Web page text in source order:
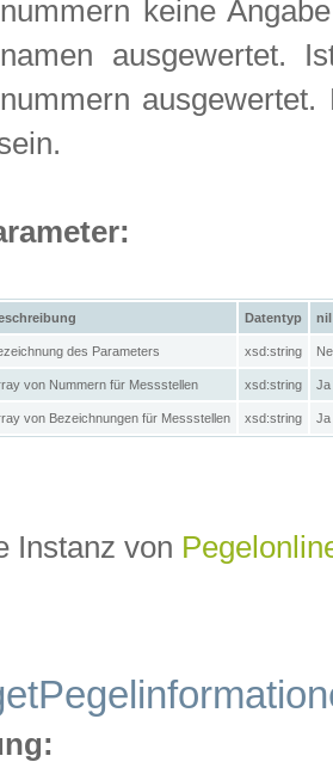
keine
ausgewertet.
Datentyp nil
des Parameters xsd:string
von Nummern für Messstellen xsd:string Ja
von Bezeichnungen für Messstellen xsd:string Ja
Instanz von